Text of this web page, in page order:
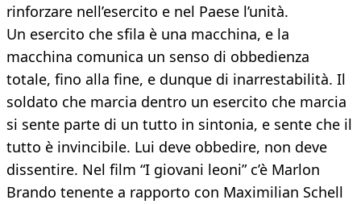
rinforzare nell’esercito e nel Paese l’unità.
Un esercito che sfila è una macchina, e la
macchina comunica un senso di obbedienza
totale, fino alla fine, e dunque di inarrestabilità. Il
soldato che marcia dentro un esercito che marcia
si sente parte di un tutto in sintonia, e sente che il
tutto è invincibile. Lui deve obbedire, non deve
dissentire. Nel film “I giovani leoni” c’è Marlon
Brando tenente a rapporto con Maximilian Schell